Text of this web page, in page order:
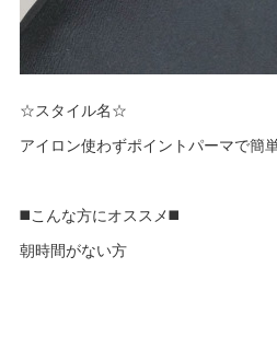
☆スタイル名☆
アイロン使わずポイントパーマで簡
◼️こんな方にオススメ◼️
朝時間がない方